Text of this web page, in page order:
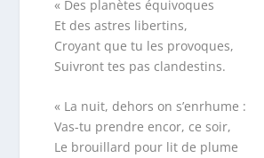
« Des planètes équivoques
Et des astres libertins,
Croyant que tu les provoques,
Suivront tes pas clandestins.
« La nuit, dehors on s’enrhume :
Vas-tu prendre encor, ce soir,
Le brouillard pour lit de plume